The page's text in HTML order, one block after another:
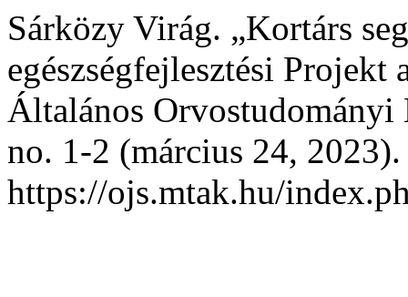
Sárközy Virág. „Kortárs
egészségfejlesztési Projekt
Általános Orvostudományi
no. 1-2 (március 24,
https://ojs.mtak.hu/